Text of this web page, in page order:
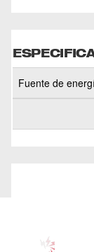
Fuente de